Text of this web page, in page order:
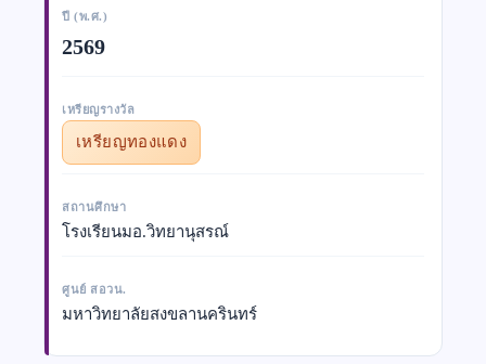
ปี (พ.ศ.)
2569
เหรียญรางวัล
เหรียญทองแดง
สถานศึกษา
โรงเรียนมอ.วิทยานุสรณ์
ศูนย์ สอวน.
มหาวิทยาลัยสงขลานครินทร์